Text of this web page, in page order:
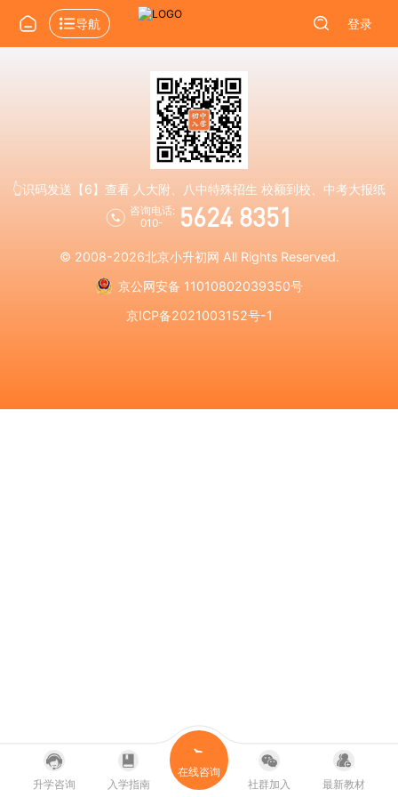
导航 登录
👆识码发送【6】查看 人大附、八中特殊招生 校额到校、中考大报纸
咨询电话:
010-
5624 8351
© 2008-2026北京小升初网 All Rights Reserved.
京公网安备 11010802039350号
京ICP备2021003152号-1
升学咨询 入学指南
在线咨询
社群加入
最新教材